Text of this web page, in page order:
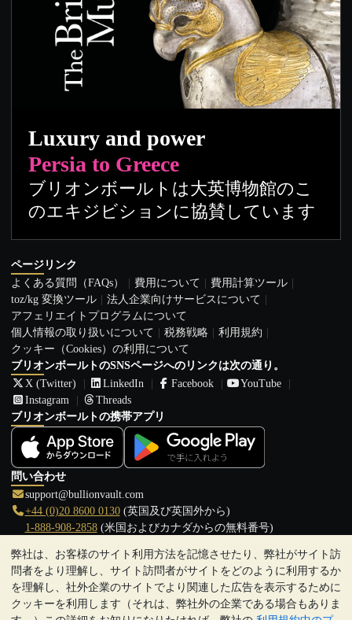
弊社は、お客様のサイト利用方法を記憶させたり、弊社がサイト訪
問者をより理解し、サイト訪問者がサイトをどのように利用するか
を理解し、社外企業のサイトでより関連した広告を表示するために
クッキーを利用します（それは、弊社外の企業である場合もありま
Luxury and power
Persia to Greece
ブリオンボールトは大英博物館のこ
のエキジビションに協賛しています
ページリンク
よくある質問（FAQs）
費用について
費用計算ツール
toz/kg 変換ツール
法人企業向けサービスについて
アフェリエイトプログラムについて
個人情報の取り扱いについて
税務戦略
利用規約
クッキー（Cookies）の利用について
ブリオンボールトのSNSページへのリンクは次の通り。
X (Twitter)
LinkedIn Facebook
YouTube
Instagram
Threads
ブリオンボールトの携帯アプリ
問い合わせ
support@bullionvault.com
+44 (0)20 8600 0130(英国及び英国外から)
1-888-908-2858(米国およびカナダからの無料番号)
クリックして通話を開始
営業時間:
9:00～20:30 (英国), 月曜日から金曜日
17:00～2:30（日本時間）, 月曜日から金曜日